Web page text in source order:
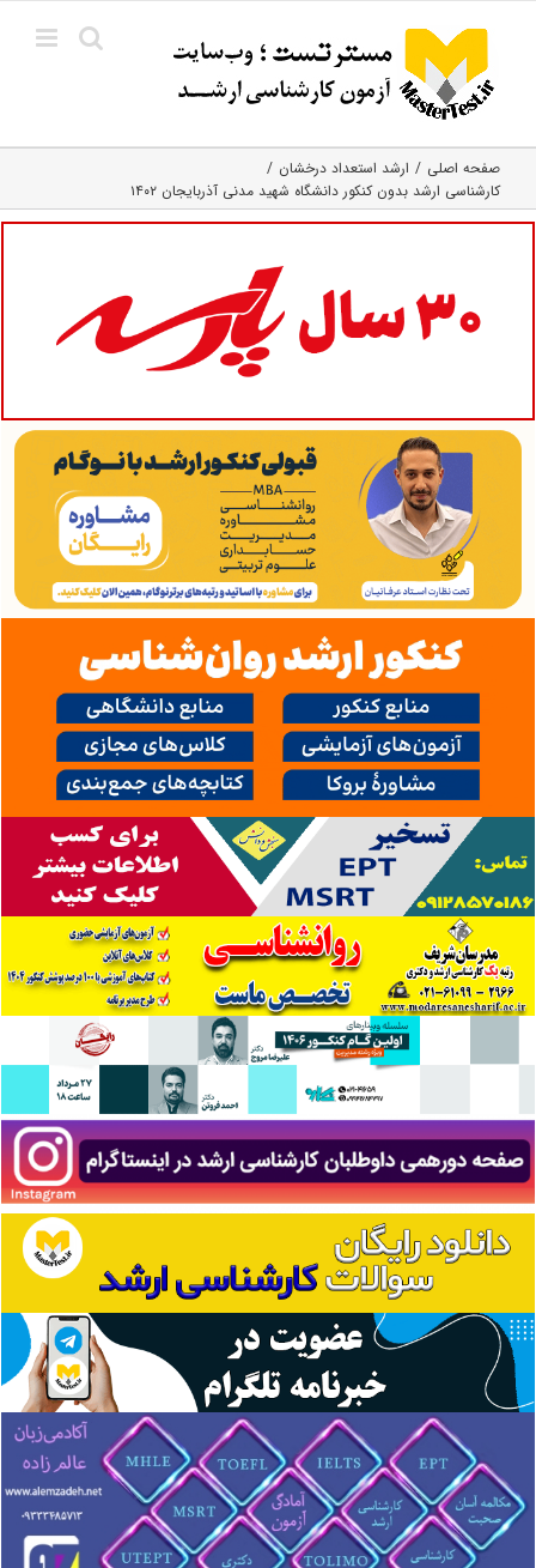
content
صفحه اصلی
ارشد استعداد درخشان
کارشناسی ارشد بدون کنکور دانشگاه شهید مدنی آذربایجان ۱۴۰۲